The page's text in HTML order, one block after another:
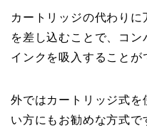
カートリッジの代わり
を差し込むことで、コ
インクを吸入することが
外ではカートリッジ式を
い方にもお勧めな方式で